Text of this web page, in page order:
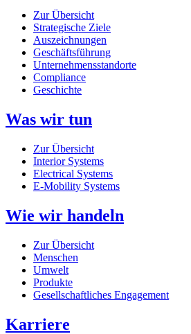
Zur Übersicht
Strategische Ziele
Auszeichnungen
Geschäftsführung
Unternehmensstandorte
Compliance
Geschichte
Was wir tun
Zur Übersicht
Interior Systems
Electrical Systems
E-Mobility Systems
Wie wir handeln
Zur Übersicht
Menschen
Umwelt
Produkte
Gesellschaftliches Engagement
Karriere